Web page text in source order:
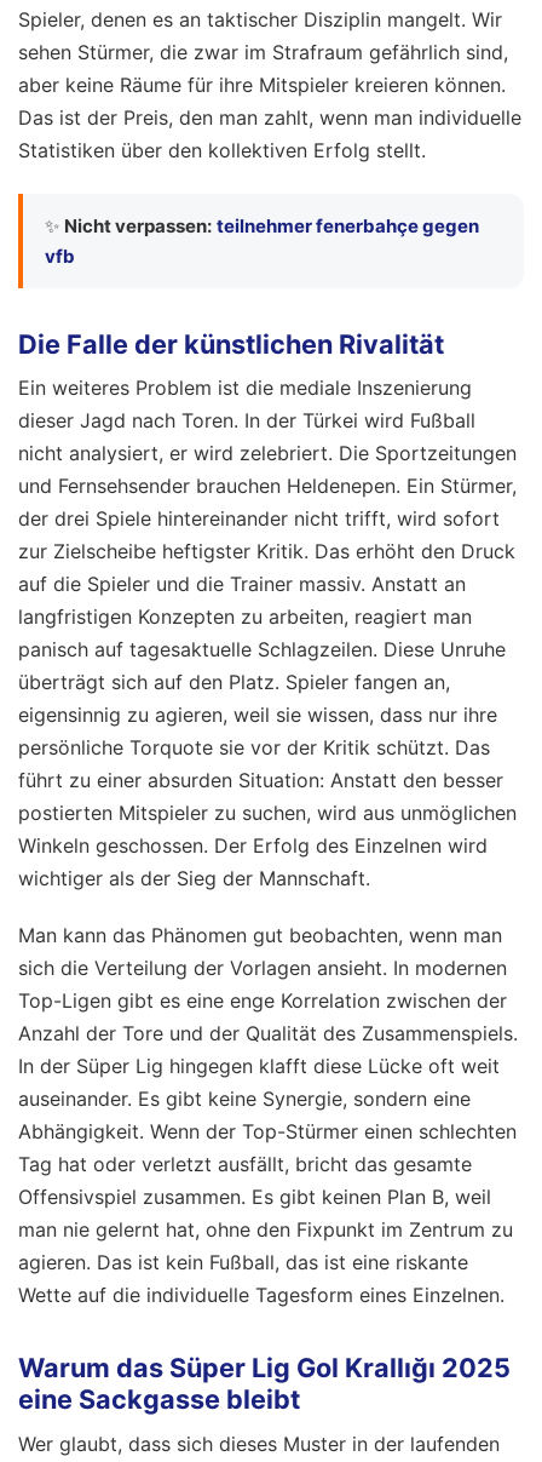
Spieler, denen es an taktischer Disziplin mangelt. Wir
sehen Stürmer, die zwar im Strafraum gefährlich sind,
aber keine Räume für ihre Mitspieler kreieren können.
Das ist der Preis, den man zahlt, wenn man individuelle
Statistiken über den kollektiven Erfolg stellt.
✨ Nicht verpassen: teilnehmer fenerbahçe gegen
vfb
Die Falle der künstlichen Rivalität
Ein weiteres Problem ist die mediale Inszenierung
dieser Jagd nach Toren. In der Türkei wird Fußball
nicht analysiert, er wird zelebriert. Die Sportzeitungen
und Fernsehsender brauchen Heldenepen. Ein Stürmer,
der drei Spiele hintereinander nicht trifft, wird sofort
zur Zielscheibe heftigster Kritik. Das erhöht den Druck
auf die Spieler und die Trainer massiv. Anstatt an
langfristigen Konzepten zu arbeiten, reagiert man
panisch auf tagesaktuelle Schlagzeilen. Diese Unruhe
überträgt sich auf den Platz. Spieler fangen an,
eigensinnig zu agieren, weil sie wissen, dass nur ihre
persönliche Torquote sie vor der Kritik schützt. Das
führt zu einer absurden Situation: Anstatt den besser
postierten Mitspieler zu suchen, wird aus unmöglichen
Winkeln geschossen. Der Erfolg des Einzelnen wird
wichtiger als der Sieg der Mannschaft.
Man kann das Phänomen gut beobachten, wenn man
sich die Verteilung der Vorlagen ansieht. In modernen
Top-Ligen gibt es eine enge Korrelation zwischen der
Anzahl der Tore und der Qualität des Zusammenspiels.
In der Süper Lig hingegen klafft diese Lücke oft weit
auseinander. Es gibt keine Synergie, sondern eine
Abhängigkeit. Wenn der Top-Stürmer einen schlechten
Tag hat oder verletzt ausfällt, bricht das gesamte
Offensivspiel zusammen. Es gibt keinen Plan B, weil
man nie gelernt hat, ohne den Fixpunkt im Zentrum zu
agieren. Das ist kein Fußball, das ist eine riskante
Wette auf die individuelle Tagesform eines Einzelnen.
Warum das Süper Lig Gol Krallığı 2025
eine Sackgasse bleibt
Wer glaubt, dass sich dieses Muster in der laufenden